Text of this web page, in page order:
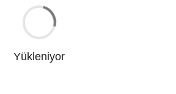
Yükleniyor